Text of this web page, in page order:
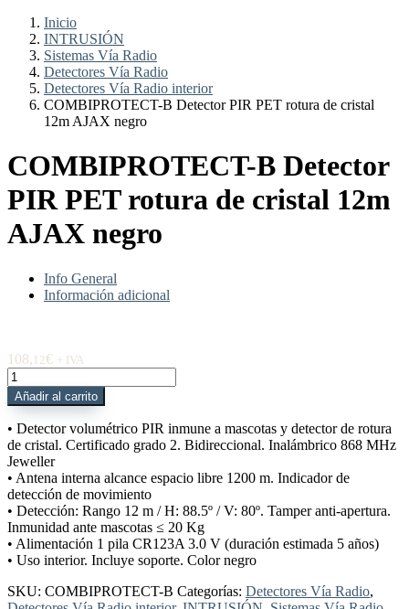
Inicio
INTRUSIÓN
Sistemas Vía Radio
Detectores Vía Radio
Detectores Vía Radio interior
COMBIPROTECT-B Detector PIR PET rotura de cristal
12m AJAX negro
COMBIPROTECT-B Detector
PIR PET rotura de cristal 12m
AJAX negro
Info General
Información adicional
108, 12€ + IVA
COMBIPROTECT-
B
Detector
PIR
PET
rotura
de
cristal
12m
AJAX
negro
cantidad
Añadir al carrito
• Detector volumétrico PIR inmune a mascotas y detector de rotura
de cristal. Certificado grado 2. Bidireccional. Inalámbrico 868 MHz
Jeweller
• Antena interna alcance espacio libre 1200 m. Indicador de
detección de movimiento
• Detección: Rango 12 m / H: 88.5º / V: 80º. Tamper anti-apertura.
Inmunidad ante mascotas ≤ 20 Kg
• Alimentación 1 pila CR123A 3.0 V (duración estimada 5 años)
• Uso interior. Incluye soporte. Color negro
SKU: COMBIPROTECT-B Categorías: Detectores Vía Radio,